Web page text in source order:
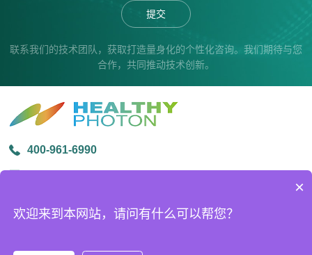
提交
联系我们的技术团队，获取打造量身化的个性化咨询。我们期待与您
合作，共同推动技术创新。
400-961-6990
×
欢迎来到本网站，请问有什么可以帮您？